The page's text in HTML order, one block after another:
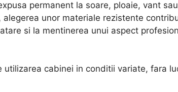
permanent la soare, ploaie, vant
unor materiale rezistente
si la mentinerea unui aspect
utilizarea cabinei in conditii variate, fara